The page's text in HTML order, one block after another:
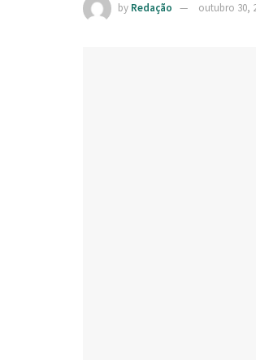
by Redação outubro 30,